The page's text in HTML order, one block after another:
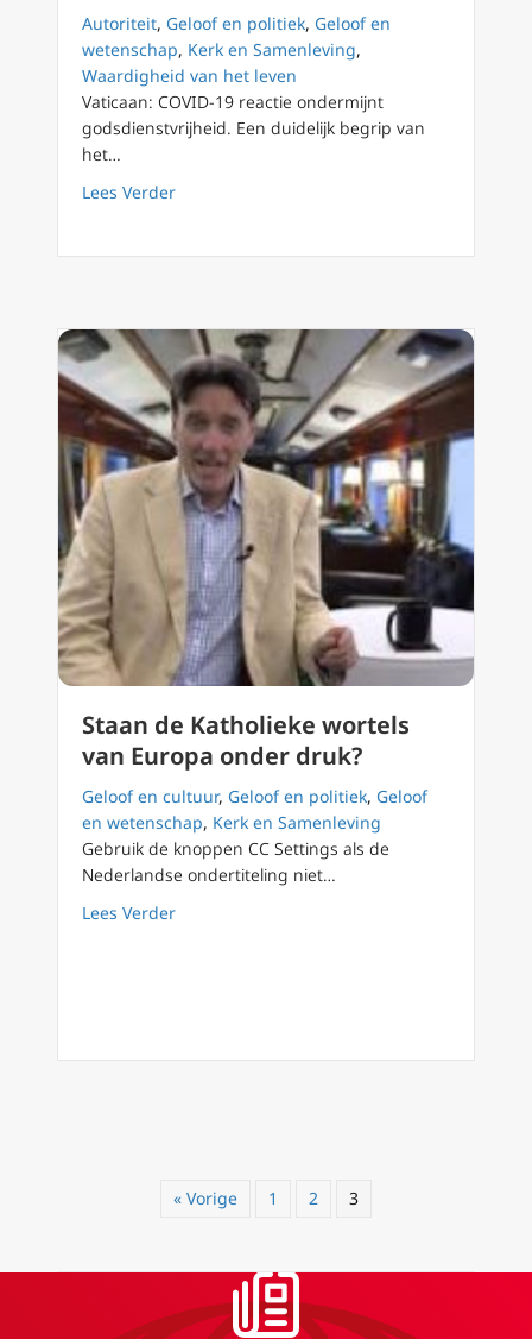
Autoriteit, Geloof en politiek, Geloof en
wetenschap, Kerk en Samenleving,
Waardigheid van het leven
Vaticaan: COVID-19 reactie ondermijnt
godsdienstvrijheid. Een duidelijk begrip van
het…
Lees Verderabout Vaticaan: Covid-19 onderstreept
Staan de Katholieke wortels
van Europa onder druk?
Geloof en cultuur, Geloof en politiek, Geloof
en wetenschap, Kerk en Samenleving
Gebruik de knoppen CC Settings als de
Nederlandse ondertiteling niet…
Lees Verderabout Staan de Katholieke wortels van
« Vorige 1 2 3